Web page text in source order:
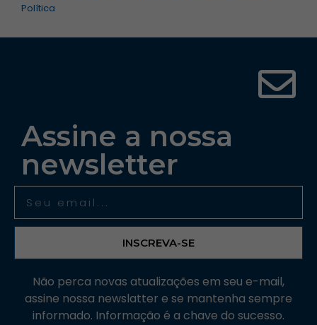
Política
Assine a nossa
newsletter
INSCREVA-SE
Não perca novas atualizações em seu e-mail,
assine nossa newslatter e se mantenha sempre
informado. Informação é a chave do sucesso.